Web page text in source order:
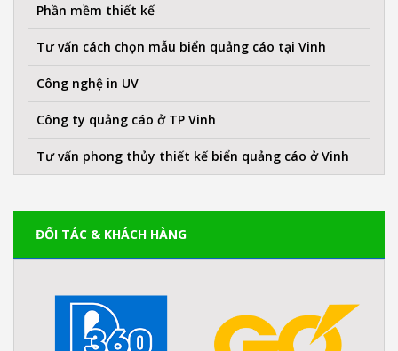
Phần mềm thiết kế
Tư vấn cách chọn mẫu biển quảng cáo tại Vinh
Công nghệ in UV
Công ty quảng cáo ở TP Vinh
Tư vấn phong thủy thiết kế biển quảng cáo ở Vinh
ĐỐI TÁC & KHÁCH HÀNG